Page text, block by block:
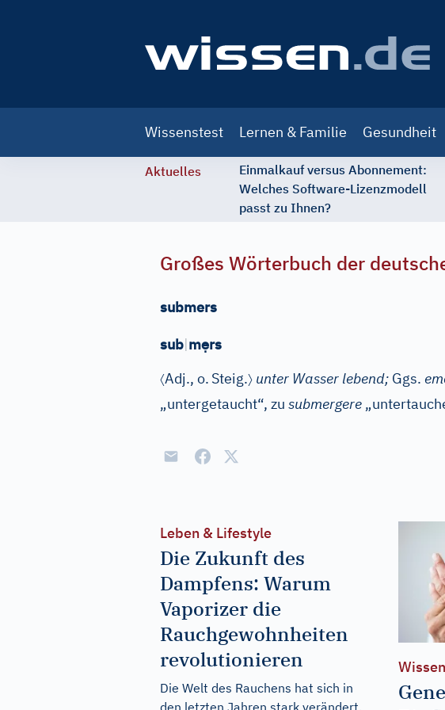
navigation
Wissenstest Lernen & Familie Gesundheit
Aktuelles
Einmalkauf versus Abonnement:
Welches Software-Lizenzmodell
passt zu Ihnen?
Großes Wörterbuch der
submers
sub|mẹrs
〈Adj., o. Steig.〉 unter Wasser lebend; Ggs.
„untergetaucht“, zu submergere
Leben & Lifestyle
Die Zukunft des
Dampfens: Warum
Vaporizer die
Rauchgewohnheiten
revolutionieren
Die Welt des Rauchens hat sich in
den letzten Jahren stark verändert.